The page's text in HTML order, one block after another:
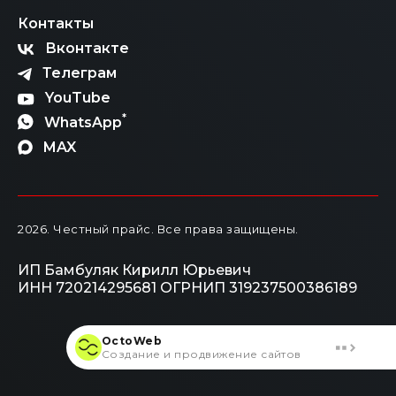
справедливой цене.
Контакты
Вконтакте
Телеграм
YouTube
WhatsApp*
MAX
2026. Честный прайс. Все права защищены.
ИП Бамбуляк Кирилл Юрьевич
ИНН 720214295681 ОГРНИП 319237500386189
OctoWeb
Создание и продвижение сайтов